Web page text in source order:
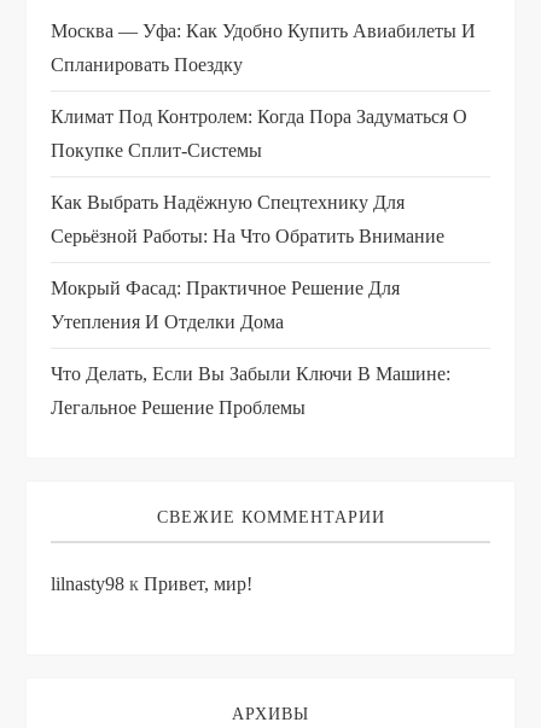
Москва — Уфа: Как Удобно Купить Авиабилеты И
Спланировать Поездку
Климат Под Контролем: Когда Пора Задуматься О
Покупке Сплит-Системы
Как Выбрать Надёжную Спецтехнику Для
Серьёзной Работы: На Что Обратить Внимание
Мокрый Фасад: Практичное Решение Для
Утепления И Отделки Дома
Что Делать, Если Вы Забыли Ключи В Машине:
Легальное Решение Проблемы
СВЕЖИЕ КОММЕНТАРИИ
lilnasty98 кПривет, мир!
АРХИВЫ